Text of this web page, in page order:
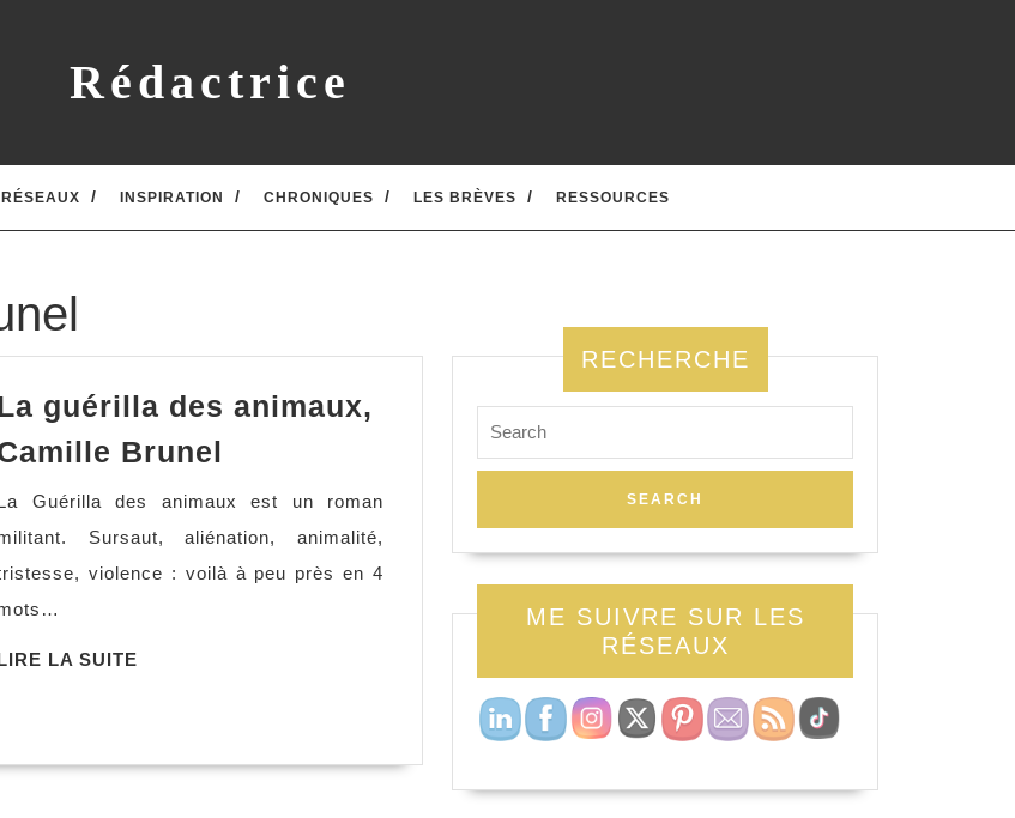
Rédactrice
RÉSEAUX INSPIRATION CHRONIQUES LES BRÈVES RESSOURCES
guérilla des animaux,
Brunel
des
animaux,
Camille
Guérilla des animaux est un roman
Sursaut, aliénation, animalité,
violence : voilà à peu près en 4
LA SUITE
RECHERCHE
for:
ME SUIVRE SUR LES
RÉSEAUX